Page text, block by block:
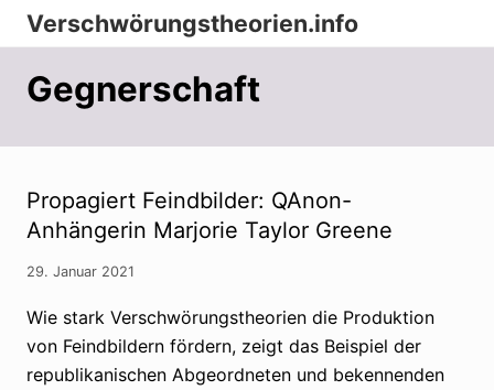
Menu
Zur
Hauptnavigation
springen
Zum
Inhalt
springen
Zur
Seitenspalte
springen
Verschwörungstheorien.info
zu
und
Risiken
konspirationistischen
Denkens
Gegnerschaft
Propagiert Feindbilder: QAnon-
Anhängerin Marjorie Taylor Greene
29. Januar 2021
Wie stark Verschwörungstheorien die Produktion
von Feindbildern fördern, zeigt das Beispiel der
republikanischen Abgeordneten und bekennenden